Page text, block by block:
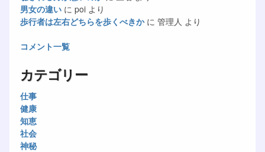
男女の違いに poiより
歩行者は左右どちらを歩くべきかに 管理人 より
コメント一覧
カテゴリー
仕事
健康
知恵
社会
神秘